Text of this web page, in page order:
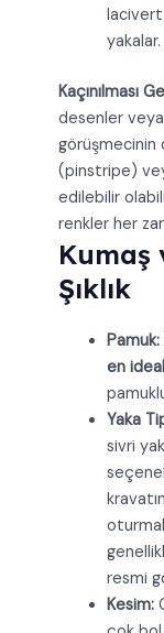
lacivert
yakalar.
Kaçınılması
desenler
görüşmecinin
(pinstripe)
edilebilir
renkler her
Kumaş
Şıklık
Pamuk:
en
Yaka
sivri
resmi
Kesim: